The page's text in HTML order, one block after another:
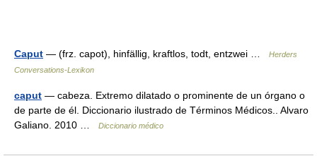
Caput — (frz. capot), hinfällig, kraftlos, todt, entzwei …
Herders
Conversations-Lexikon
caput — cabeza. Extremo dilatado o prominente de un órgano o
de parte de él. Diccionario ilustrado de Términos Médicos.. Alvaro
Galiano. 2010 …
Diccionario médico